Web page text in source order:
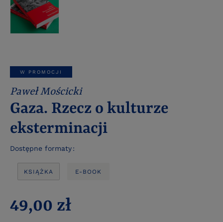
W PROMOCJI
Paweł Mościcki
Gaza. Rzecz o kulturze
eksterminacji
Dostępne formaty
KSIĄŻKA E-BOOK
49,00 zł